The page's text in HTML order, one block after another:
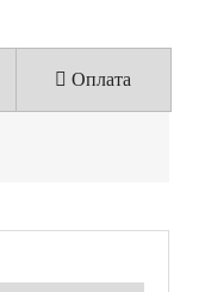
Оплата